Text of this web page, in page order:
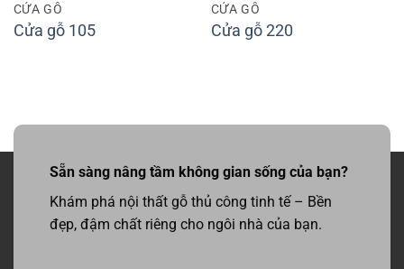
CỬA GỖ
Cửa gỗ 105
CỬA GỖ
Cửa gỗ 220
Sẵn sàng nâng tầm không gian sống của bạn?
Khám phá nội thất gỗ thủ công tinh tế – Bền
đẹp, đậm chất riêng cho ngôi nhà của bạn.